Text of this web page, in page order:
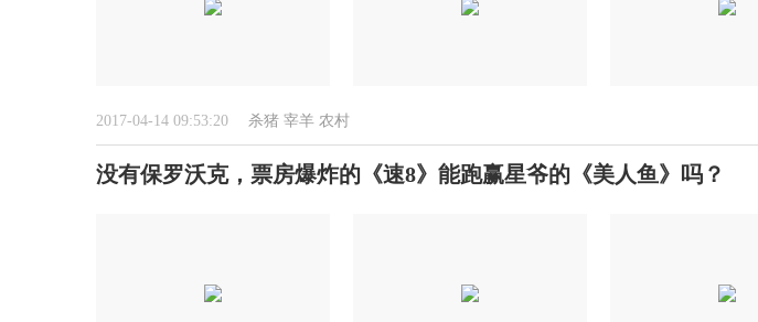
2017-04-14 09:53:20 杀猪 宰羊 农村
没有保罗沃克，票房爆炸的《速8》能跑赢星爷的《美人鱼》吗？